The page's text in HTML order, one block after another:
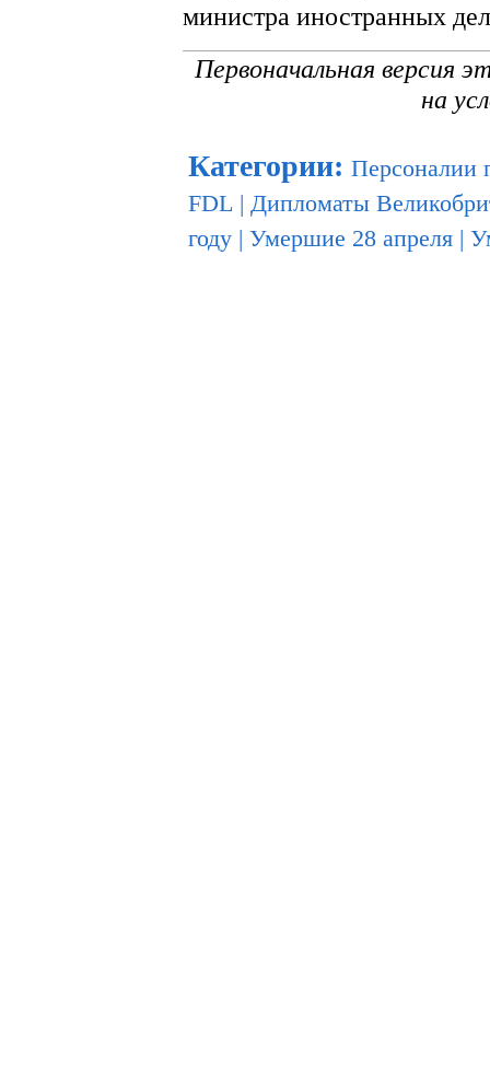
министра иностранных
Первоначальная версия
на
Категории: Персоналии
FDL | Дипломаты
году | Умершие 28 апреля |